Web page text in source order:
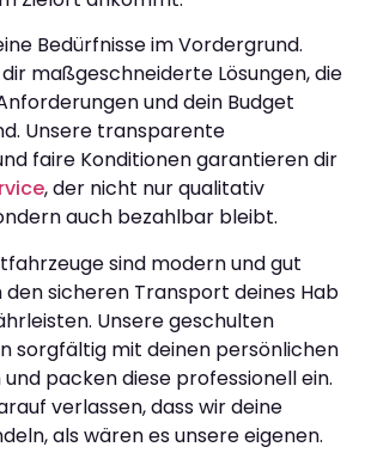
Bedürfnisse im Vordergrund.
maßgeschneiderte Lösungen, die
und dein Budget
Unsere transparente
faire Konditionen garantieren dir
, der nicht nur qualitativ
auch bezahlbar bleibt.
sind modern und gut
sicheren Transport deines Hab
Unsere geschulten
sorgfältig mit deinen persönlichen
packen diese professionell ein.
verlassen, dass wir deine
als wären es unsere eigenen.